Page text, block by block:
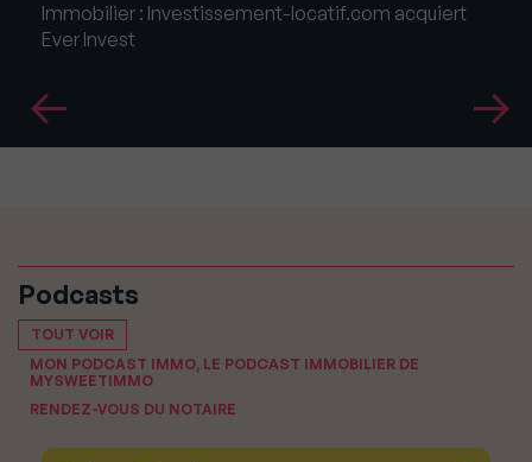
Immobilier : Investissement-locatif.com acquiert
Ever Invest
Podcasts
TOUT VOIR
MON PODCAST IMMO, LE PODCAST IMMOBILIER DE
MYSWEETIMMO
RENDEZ-VOUS DU NOTAIRE